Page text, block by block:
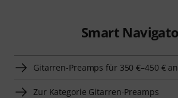
Smart
Gitarren-Preamps für 350 €–450 €
Zur Kategorie Gitarren-Preamps